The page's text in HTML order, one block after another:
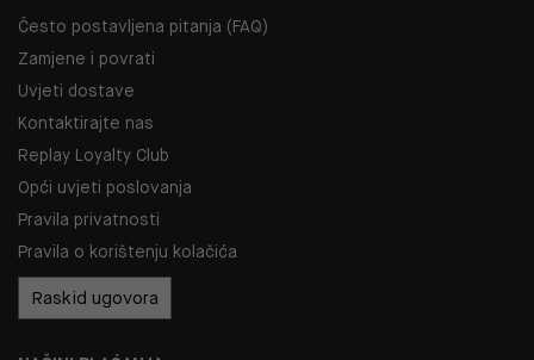
Često postavljena pitanja (FAQ)
Zamjene i povrati
Uvjeti dostave
Kontaktirajte nas
Replay Loyalty Club
Opći uvjeti poslovanja
Pravila privatnosti
Pravila o korištenju kolačića
Raskid ugovora